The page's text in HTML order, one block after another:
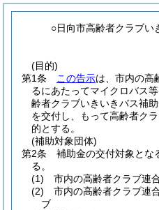
○日向市高齢者クラブい
(目的)
第1条
この告示は、市内の高
るにあたってマイクロバス
齢者クラブいきいきバス補
を交付し、もって高齢者ク
的とする。
(補助対象団体)
第2条
補助金の交付対象とな
る。
(1)
市内の高齢者クラブ連
(2)
市内の高齢者クラブ連
ブ